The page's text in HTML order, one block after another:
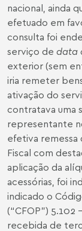
nacional, ainda
efetuado em
consulta foi
serviço de data
exterior (sem
iria remeter
ativação do
contratava uma
representante
efetiva remessa
Fiscal com
aplicação da
acessórias, foi
indicado o
(“CFOP”) 5.102
recebida de